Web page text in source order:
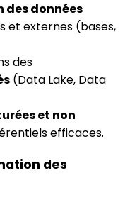
données
et externes (bases,
des
(Data Lake, Data
et non
efficaces.
des